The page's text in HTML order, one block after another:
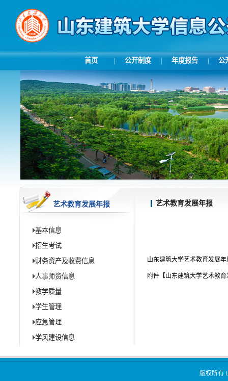
首页 公开制度 年度报告 公
艺术教育发展年报
基本信息
招生考试
财务资产及收费信息
人事师资信息
教学质量
学生管理
应急管理
学风建设信息
艺术教育发展年报
山东建筑大学艺术教育发展年
附件【山东建筑大学艺术教育
版权所有